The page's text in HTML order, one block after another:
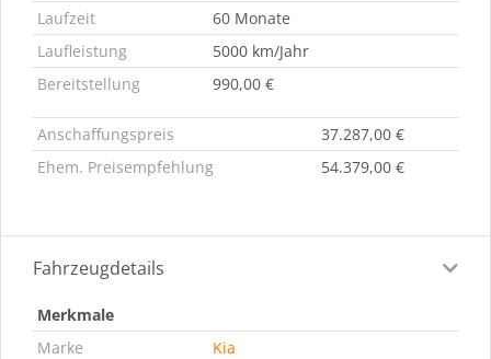
Laufzeit
60 Monate
Laufleistung
5000 km/Jahr
Bereitstellung
990,00 €
Anschaffungspreis
37.287,00 €
Ehem. Preisempfehlung
54.379,00 €
Fahrzeugdetails
Merkmale
Marke
Kia